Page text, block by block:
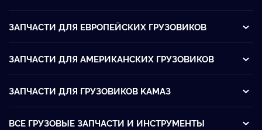
ЗАПЧАСТИ ДЛЯ ЕВРОПЕЙСКИХ ГРУЗОВИКОВ
ЗАПЧАСТИ ДЛЯ АМЕРИКАНСКИХ ГРУЗОВИКОВ
ЗАПЧАСТИ ДЛЯ ГРУЗОВИКОВ KАМАЗ
ВСЕ ГРУЗОВЫЕ ЗАПЧАСТИ И ИНСТРУМЕНТЫ